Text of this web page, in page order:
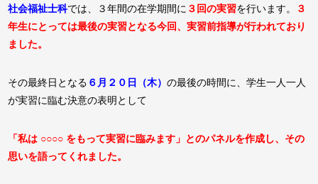
社会福祉士科では、３年間の在学期間に ３回の実習を行います。
３
年生にとっては最後の実習となる今回、実習前指導が行われており
ました。
その最終日となる ６月２０日（木）の最後の時間に、学生一人一人
が実習に臨む決意の表明として
「私は ○○○○ をもって実習に臨みます」とのパネルを作成し、その
思いを語ってくれました。